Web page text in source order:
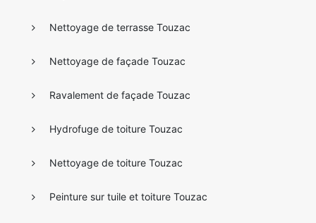
Nettoyage de terrasse Touzac
Nettoyage de façade Touzac
Ravalement de façade Touzac
Hydrofuge de toiture Touzac
Nettoyage de toiture Touzac
Peinture sur tuile et toiture Touzac